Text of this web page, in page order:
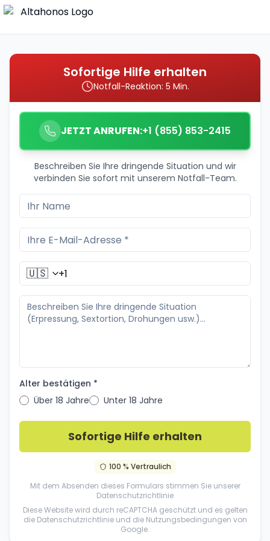
Sofortige Hilfe erhalten
Notfall-Reaktion: 5 Min.
JETZT ANRUFEN:+1 (855) 853-2415
Beschreiben Sie Ihre dringende Situation und wir
verbinden Sie sofort mit unserem Notfall-Team.
🇺🇸
Alter bestätigen *
Über 18 Jahre
Unter 18 Jahre
Sofortige Hilfe erhalten
100 % Vertraulich
Mit dem Absenden dieses Formulars stimmen Sie unserer
Datenschutzrichtlinie
Diese Website wird durch reCAPTCHA geschützt und es gelten
die Datenschutzrichtlinie und die Nutzungsbedingungen von
Google.